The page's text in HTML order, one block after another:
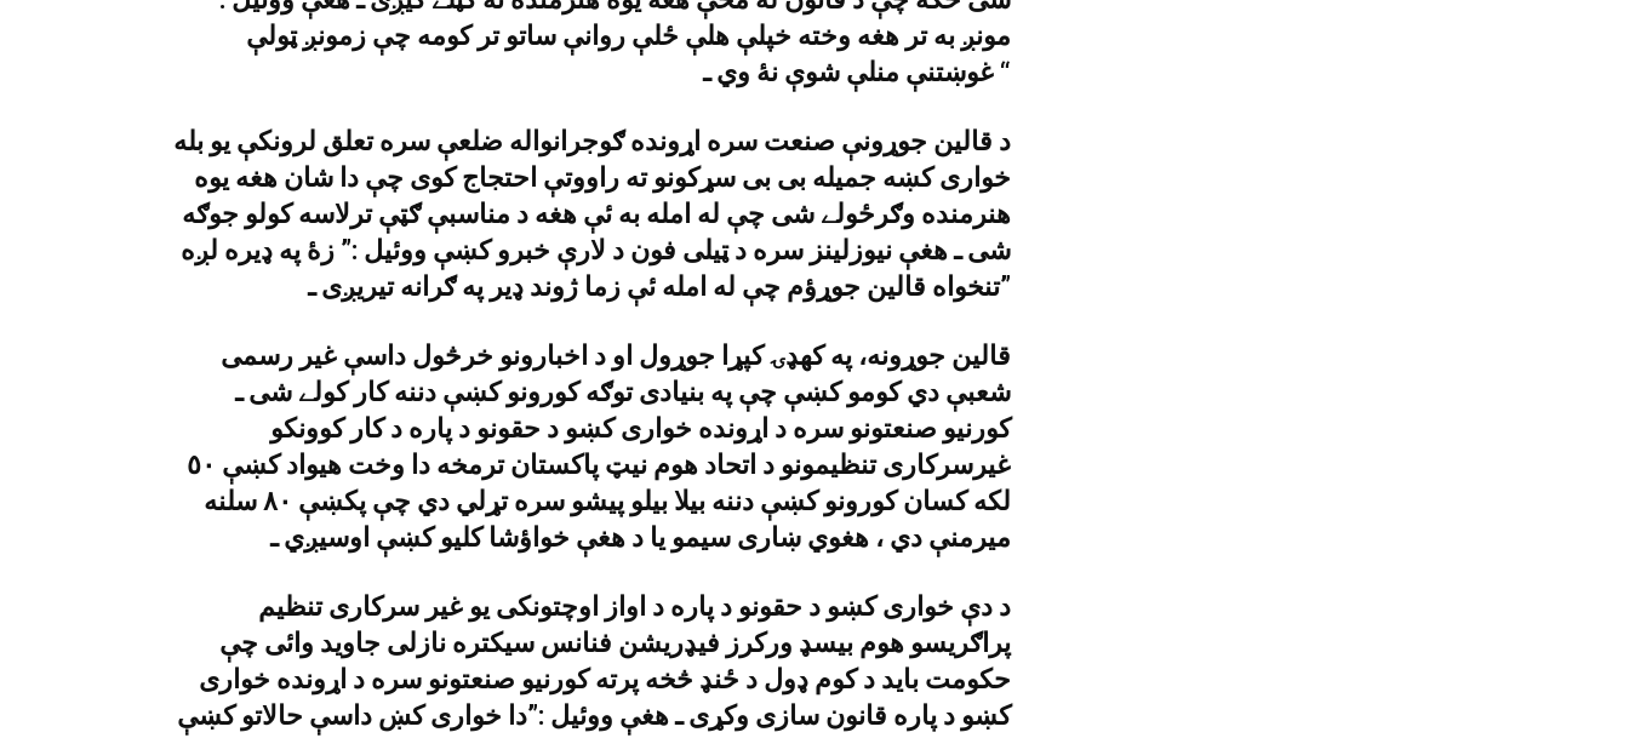
مونږ به تر هغه وخته خپلې هلې ځلې روانې ساتو تر کومه چې زمونږ ټولې
غوښتنې منلې شوې نۀ وي ـ “
د قالين جوړونې صنعت سره اړونده ګوجرانواله ضلعې سره تعلق لرونکې يو بله
خوارى کښه جميله بى بى سړکونو ته راووتې احتجاج کوى چې دا شان هغه يوه
هنرمنده وګرځولے شى چې له امله به ئې هغه د مناسبې ګټې ترلاسه کولو جوګه
شى ـ هغې نيوزلينز سره د ټيلى فون د لارې خبرو کښې ووئيل :” زۀ په ډيره لږه
تنخواه قالين جوړؤم چې له امله ئې زما ژوند ډير په ګرانه تيريږى ـ”
قالين جوړونه، په کهډۍ کپړا جوړول او د اخبارونو خرڅول داسې غير رسمى
شعبې دي کومو کښې چې په بنيادى توګه کورونو کښې دننه کار کولے شى ـ
کورنيو صنعتونو سره د اړونده خوارى کښو د حقونو د پاره د کار کوونکو
غيرسرکارى تنظيمونو د اتحاد هوم نيټ پاکستان ترمخه دا وخت هيواد کښې ٥٠
لکه کسان کورونو کښې دننه بيلا بيلو پيشو سره تړلي دي چې پکښې ٨٠ سلنه
ميرمنې دي ، هغوي ښارى سيمو يا د هغې خواؤشا کليو کښې اوسيږي ـ
د دې خوارى کښو د حقونو د پاره د اواز اوچتونکى يو غير سرکارى تنظيم
پراګريسو هوم بيسډ ورکرز فيډريشن فنانس سيکتره نازلى جاويد وائى چې
حکومت بايد د کوم ډول د ځنډ څخه پرته کورنيو صنعتونو سره د اړونده خوارى
کښو د پاره قانون سازى وکړى ـ هغې ووئيل :”دا خوارى کښ داسې حالاتو کښې